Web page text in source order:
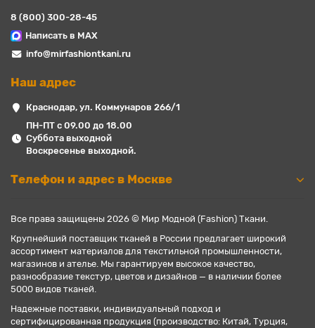
8 (800) 300-28-45
Написать в MAX
info@mirfashiontkani.ru
Наш адрес
Краснодар, ул. Коммунаров 266/1
ПН-ПТ с 09.00 до 18.00
Суббота выходной
Воскресенье выходной.
Телефон и адрес в Москве
Все права защищены 2026 © Мир Модной (Fashion) Ткани.
Крупнейший поставщик тканей в России предлагает широкий
ассортимент материалов для текстильной промышленности,
магазинов и ателье. Мы гарантируем высокое качество,
разнообразие текстур, цветов и дизайнов — в наличии более
5000 видов тканей.
Надежные поставки, индивидуальный подход и
сертифицированная продукция (производство: Китай, Турция,